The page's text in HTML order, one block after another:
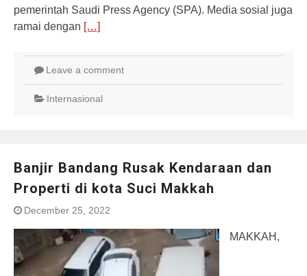
pemerintah Saudi Press Agency (SPA). Media sosial juga
ramai dengan […]
Leave a comment
Internasional
Banjir Bandang Rusak Kendaraan dan
Properti di kota Suci Makkah
December 25, 2022
MAKKAH,